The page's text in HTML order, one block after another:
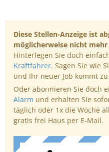
Diese Stellen-Anzeige ist
möglicherweise nicht
Hinterlegen Sie doch
Kraftfahrer. Sagen Sie wie
und Ihr neuer Job kommt
Oder abonnieren Sie doch
Alarm und erhalten Sie
täglich oder 1x die Woche
gratis frei Haus per E-Mail.